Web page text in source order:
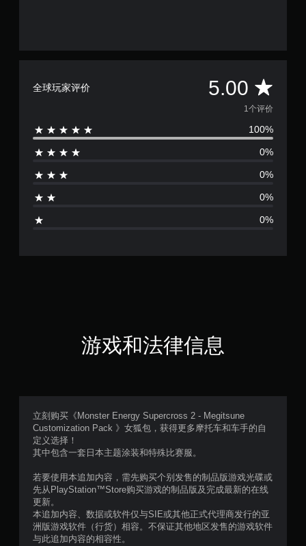
全球玩家评价 5.00 平
均
评
价
颗
（
评
价
1个评价
100%
0%
0%
0%
0%
游戏和法律信息
立刻购买《Monster Energy Supercross 2 - Megitsune
Customization Pack 》女狐包，获得更多摩托车和车手的自
定义选择！
其中包含一套日本主题涂装和特殊比赛服。
若要使用本追加内容，需先购买个别发售的制品版游戏光碟或
先从PlayStation™Store购买游戏的制品版及完成最新的在线
更新。
本追加内容、数据或软件仅与SIE或其他正式代理商发行的亚
洲版游戏软件（行货）相容。不保证其他地区发售的游戏软件
与此追加内容的相容性。